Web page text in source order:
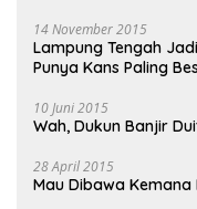
14 November 2015
Lampung Tengah
Punya Kans Paling
10 Juni 2015
Wah, Dukun Banjir
28 April 2015
Mau Dibawa Kemana